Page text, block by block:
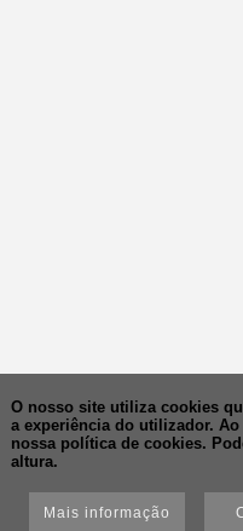
O nosso site utiliza cookies
a experiência do utilizador.
nossa política de cookies.
altura.
Mais informação